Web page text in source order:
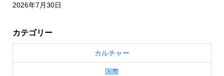
2026年7月30日
カテゴリー
カルチャー
国際